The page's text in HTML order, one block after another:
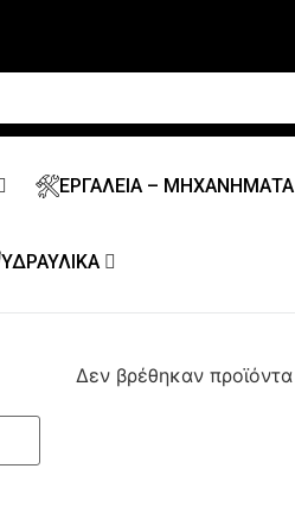
ΕΡΓΑΛΕΙΑ – ΜΗΧΑΝΗΜΑΤΑ
ΥΔΡΑΥΛΙΚΑ
Δεν βρέθηκαν προϊόντα